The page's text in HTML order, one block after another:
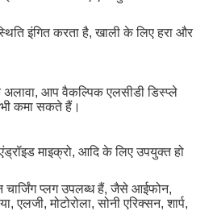
इंगित करता है, खाली के लिए हरा और
अलावा, आप वैकल्पिक एलसीडी डिस्प्ले
भी कमा सकते हैं।
माइक्रो, आदि के लिए उपयुक्त हो
चार्जिंग प्लग उपलब्ध हैं, जैसे आईफोन,
मोटोरोला, सोनी एरिक्सन, शार्प,